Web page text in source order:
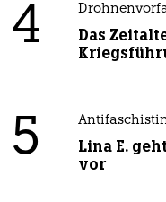
4
Das
5
Lina E.
vor